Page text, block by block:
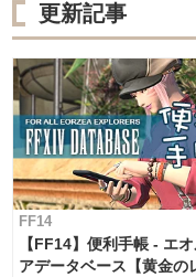
更新記事
FF14
【FF14】便利手帳 - エ
アデータベース【黄金の